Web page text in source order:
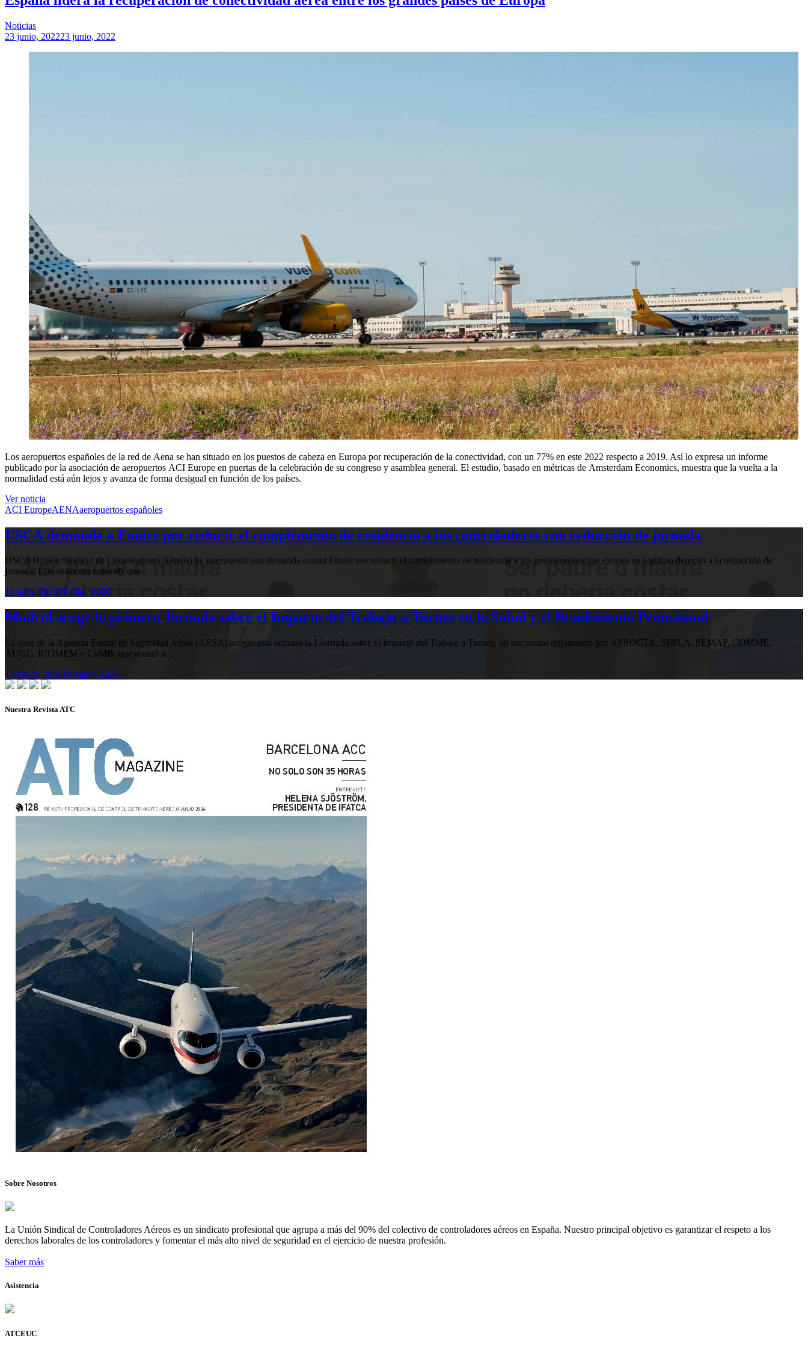
Noticias
23 junio, 202223 junio, 2022
Los aeropuertos españoles de la red de Aena se han situado en los puestos de cabeza en Europa por recuperación de la conectividad, con un 77% en este 2022 respecto a 2019. Así lo expresa un informe
publicado por la asociación de aeropuertos ACI Europe en puertas de la celebración de su congreso y asamblea general. El estudio, basado en métricas de Amsterdam Economics, muestra que la vuelta a la
normalidad está aún lejos y avanza de forma desigual en función de los países.
Ver noticia
ACI EuropeAENAaeropuertos españoles
USCA demanda a Enaire por reducir el complemento de residencia a los controladores con reducción de jornada
USCA (Unión Sindical de Controladores Aéreos) ha interpuesto una demanda contra Enaire por reducir el complemento de residencia a los profesionales que ejercen su legítimo derecho a la reducción de
jornada. Este sindicato entiende que…
10 julio, 202610 julio, 2026
Madrid acoge la primera Jornada sobre el Impacto del Trabajo a Turnos en la Salud y el Rendimiento Profesional
La sede de la Agencia Estatal de Seguridad Aérea (AESA) acogió esta semana la I Jornada sobre el Impacto del Trabajo a Turnos, un encuentro organizado por APROCTA, SEPLA, SEMAF, COMME,
AUGC, ICOMEM y CoMB, que reunió a…
13 mayo, 202613 mayo, 2026
Nuestra Revista ATC
Sobre Nosotros
La Unión Sindical de Controladores Aéreos es un sindicato profesional que agrupa a más del 90% del colectivo de controladores aéreos en España. Nuestro principal objetivo es garantizar el respeto a los
derechos laborales de los controladores y fomentar el más alto nivel de seguridad en el ejercicio de nuestra profesión.
Saber más
Asistencia
ATCEUC